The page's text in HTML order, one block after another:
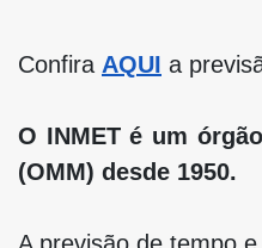
Confira AQUI a
O INMET é um
(OMM) desde 1950.